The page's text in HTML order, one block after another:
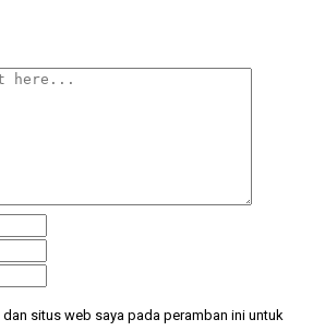
dan situs web saya pada peramban ini untuk